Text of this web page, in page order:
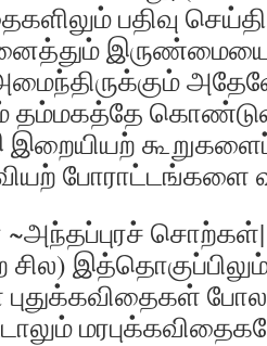
பதிவு
தம்மகத்தே
கூறுகளைப்
போராட்டங்களை